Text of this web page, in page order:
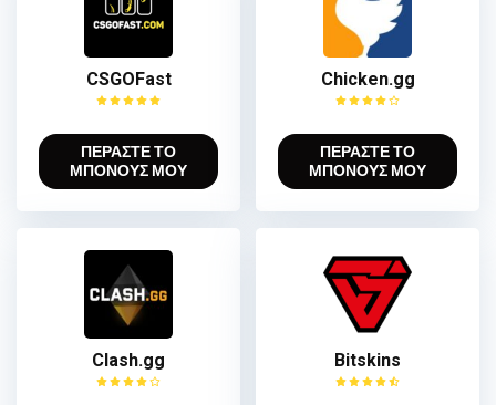
CSGOFast
ΠΕΡΑΣΤΕ ΤΟ
ΜΠΟΝΟΥΣ ΜΟΥ
Chicken.gg
ΠΕΡΑΣΤΕ ΤΟ
ΜΠΟΝΟΥΣ ΜΟΥ
Clash.gg Bitskins